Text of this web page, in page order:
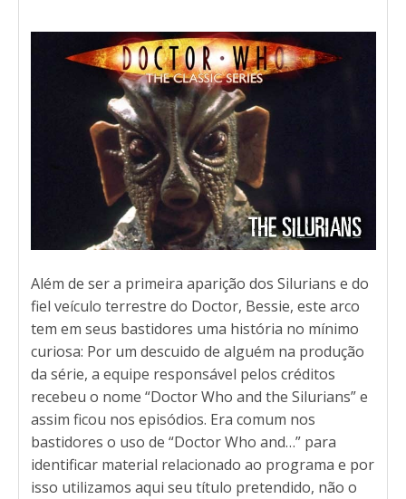
Além de ser a primeira aparição dos Silurians e do
fiel veículo terrestre do Doctor, Bessie, este arco
tem em seus bastidores uma história no mínimo
curiosa: Por um descuido de alguém na produção
da série, a equipe responsável pelos créditos
recebeu o nome “Doctor Who and the Silurians” e
assim ficou nos episódios. Era comum nos
bastidores o uso de “Doctor Who and…” para
identificar material relacionado ao programa e por
isso utilizamos aqui seu título pretendido, não o